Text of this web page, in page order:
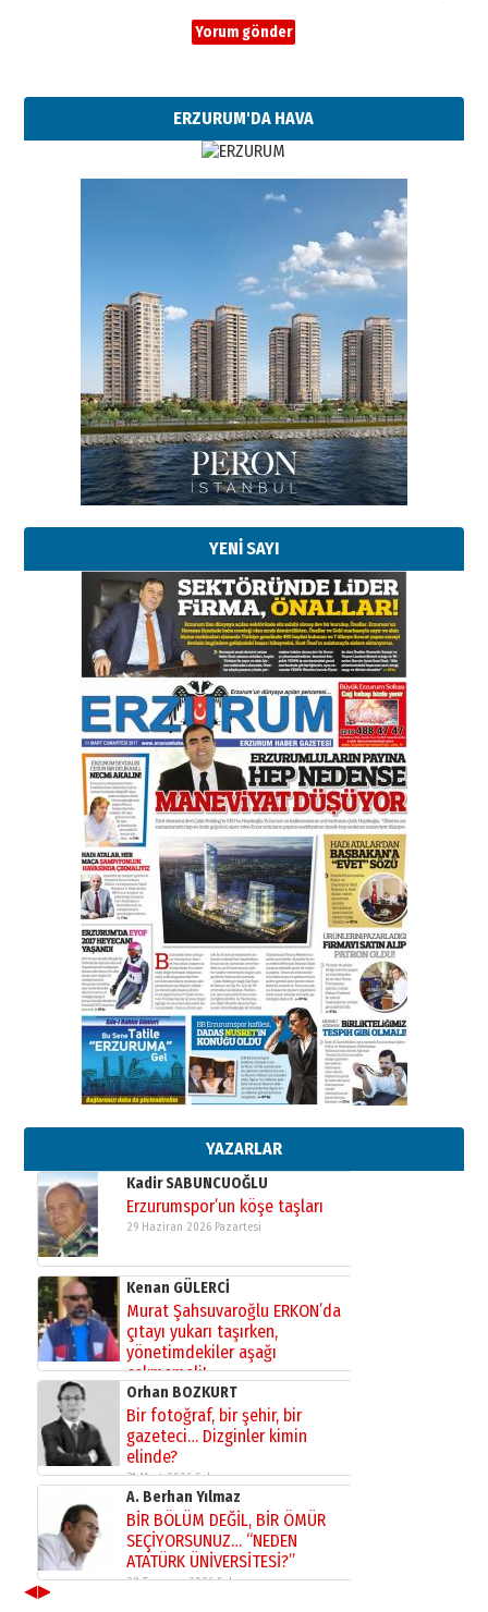
ERZURUM'DA HAVA
YENİ SAYI
YAZARLAR
Esat BİNDESEN
Başkan Sekmen’den Erzurum’a
bir vizyon proje daha!
02 Ağustos 2026 Pazar
Kadir SABUNCUOĞLU
Erzurumspor’un köşe taşları
29 Haziran 2026 Pazartesi
Kenan GÜLERCİ
Murat Şahsuvaroğlu ERKON’da
çıtayı yukarı taşırken,
yönetimdekiler aşağı
çekmemeli!
17 Şubat 2026 SalıOrhan BOZKURT
Bir fotoğraf, bir şehir, bir
gazeteci… Dizginler kimin
elinde?
31 Mart 2026 Salı
A. Berhan Yılmaz
BİR BÖLÜM DEĞİL, BİR ÖMÜR
SEÇİYORSUNUZ… “NEDEN
ATATÜRK ÜNİVERSİTESİ?”
28 Temmuz 2026 Salı
Ahmet Gökhan YAZICI
Ahmed Yesevi’den bir Alperen…
”Reisimiz” idi… Hakka yürüdü.!
26 Mart 2026 Perşembe
Cem Bakırcı
Ardında bıraktığı hatıralarıyla
gönül adamı Faruk Terzioğlu!
13 Mayıs 2026 Çarşamba
Esat BİNDESEN
Başkan Sekmen’den Erzurum’a
02 Ağustos 2026 Pazar
Kadir SABUNCUOĞLU
Erzurumspor’un köşe taşları
29 Haziran 2026 Pazartesi
Kenan GÜLERCİ
Murat Şahsuvaroğlu ERKON’da
çıtayı yukarı taşırken,
yönetimdekiler aşağı
çekmemeli!
17 Şubat 2026 SalıOrhan BOZKURT
Bir fotoğraf, bir şehir, bir
gazeteci… Dizginler kimin
elinde?
31 Mart 2026 Salı
A. Berhan Yılmaz
BİR BÖLÜM DEĞİL, BİR ÖMÜR
SEÇİYORSUNUZ… “NEDEN
ATATÜRK ÜNİVERSİTESİ?”
28 Temmuz 2026 Salı
◀▶